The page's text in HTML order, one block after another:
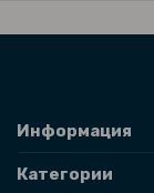
Информация
Категории